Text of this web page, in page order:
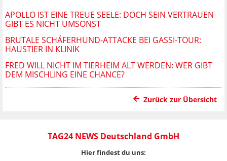
APOLLO IST EINE TREUE SEELE: DOCH SEIN VERTRAUEN
GIBT ES NICHT UMSONST
BRUTALE SCHÄFERHUND-ATTACKE BEI GASSI-TOUR:
HAUSTIER IN KLINIK
FRED WILL NICHT IM TIERHEIM ALT WERDEN: WER GIBT
DEM MISCHLING EINE CHANCE?
Zurück zur Übersicht
TAG24 NEWS Deutschland GmbH
Hier findest du uns: